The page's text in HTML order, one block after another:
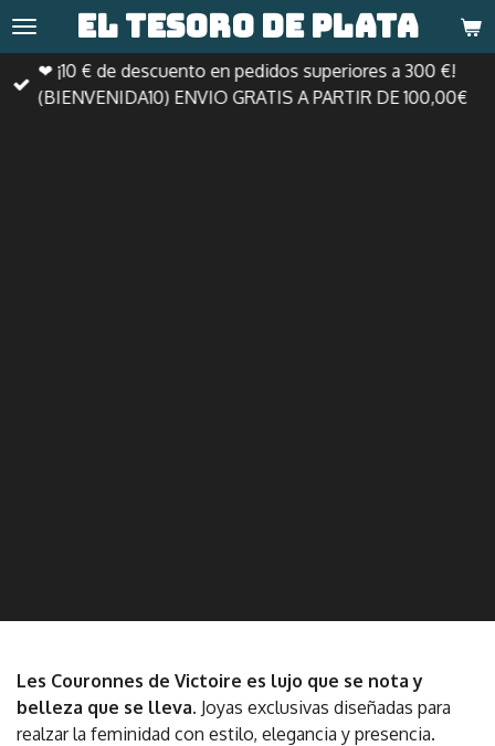
Ir
al
contenido
principal
El tesoro de plata
❤ ¡10 € de descuento en pedidos superiores a 300 €!
(BIENVENIDA10) ENVIO GRATIS A PARTIR DE 100,00€
Les Couronnes de Victoire es lujo que se nota y
belleza que se lleva. Joyas exclusivas diseñadas para
realzar la feminidad con estilo, elegancia y presencia.